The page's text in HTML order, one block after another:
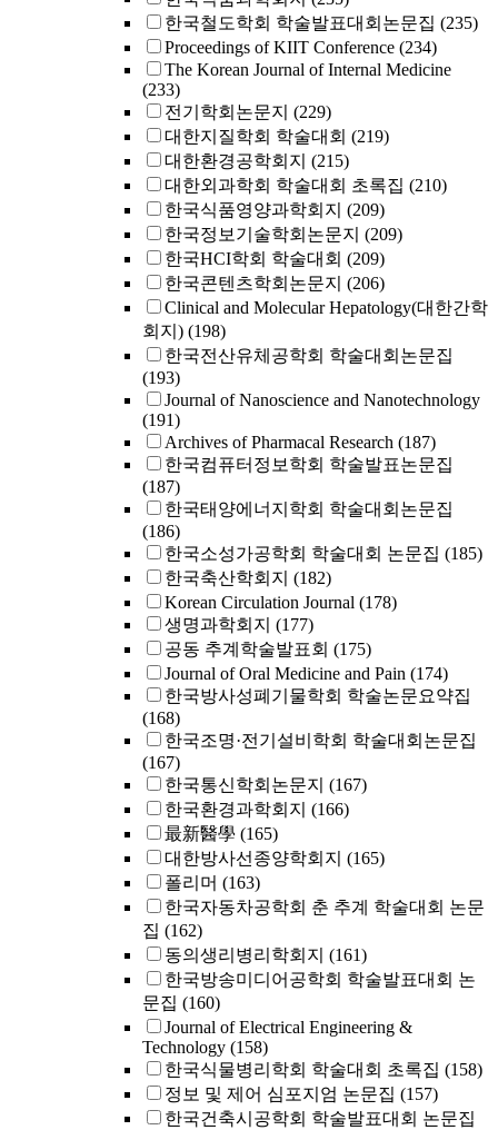
한국철도학회 학술발표대회논문집 (235)
Proceedings of KIIT Conference (234)
The Korean Journal of Internal Medicine
(233)
전기학회논문지 (229)
대한지질학회 학술대회 (219)
대한환경공학회지 (215)
대한외과학회 학술대회 초록집 (210)
한국식품영양과학회지 (209)
한국정보기술학회논문지 (209)
한국HCI학회 학술대회 (209)
한국콘텐츠학회논문지 (206)
Clinical and Molecular Hepatology(대한간학
회지) (198)
한국전산유체공학회 학술대회논문집
(193)
Journal of Nanoscience and Nanotechnology
(191)
Archives of Pharmacal Research (187)
한국컴퓨터정보학회 학술발표논문집
(187)
한국태양에너지학회 학술대회논문집
(186)
한국소성가공학회 학술대회 논문집 (185)
한국축산학회지 (182)
Korean Circulation Journal (178)
생명과학회지 (177)
공동 추계학술발표회 (175)
Journal of Oral Medicine and Pain (174)
한국방사성폐기물학회 학술논문요약집
(168)
한국조명·전기설비학회 학술대회논문집
(167)
한국통신학회논문지 (167)
한국환경과학회지 (166)
最新醫學 (165)
대한방사선종양학회지 (165)
폴리머 (163)
한국자동차공학회 춘 추계 학술대회 논문
집 (162)
동의생리병리학회지 (161)
한국방송미디어공학회 학술발표대회 논
문집 (160)
Journal of Electrical Engineering &
Technology (158)
한국식물병리학회 학술대회 초록집 (158)
정보 및 제어 심포지엄 논문집 (157)
한국건축시공학회 학술발표대회 논문집